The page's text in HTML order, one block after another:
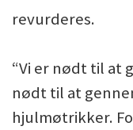
revurderes.
“Vi er nødt til at
nødt til at
hjulmøtrikker.